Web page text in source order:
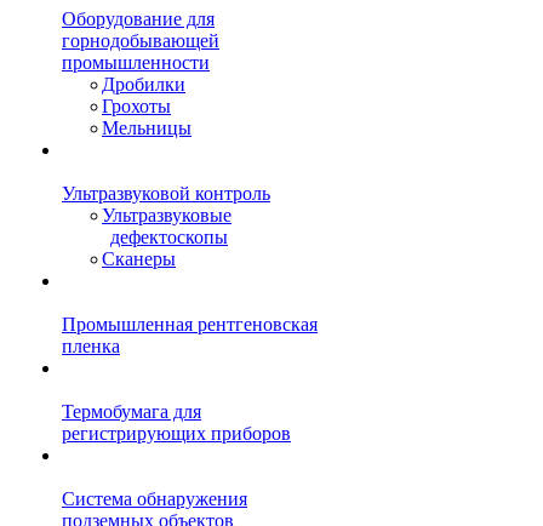
Оборудование для
горнодобывающей
промышленности
Дробилки
Грохоты
Мельницы
Ультразвуковой контроль
Ультразвуковые
дефектоскопы
Сканеры
Промышленная рентгеновская
пленка
Термобумага для
регистрирующих приборов
Система обнаружения
подземных объектов